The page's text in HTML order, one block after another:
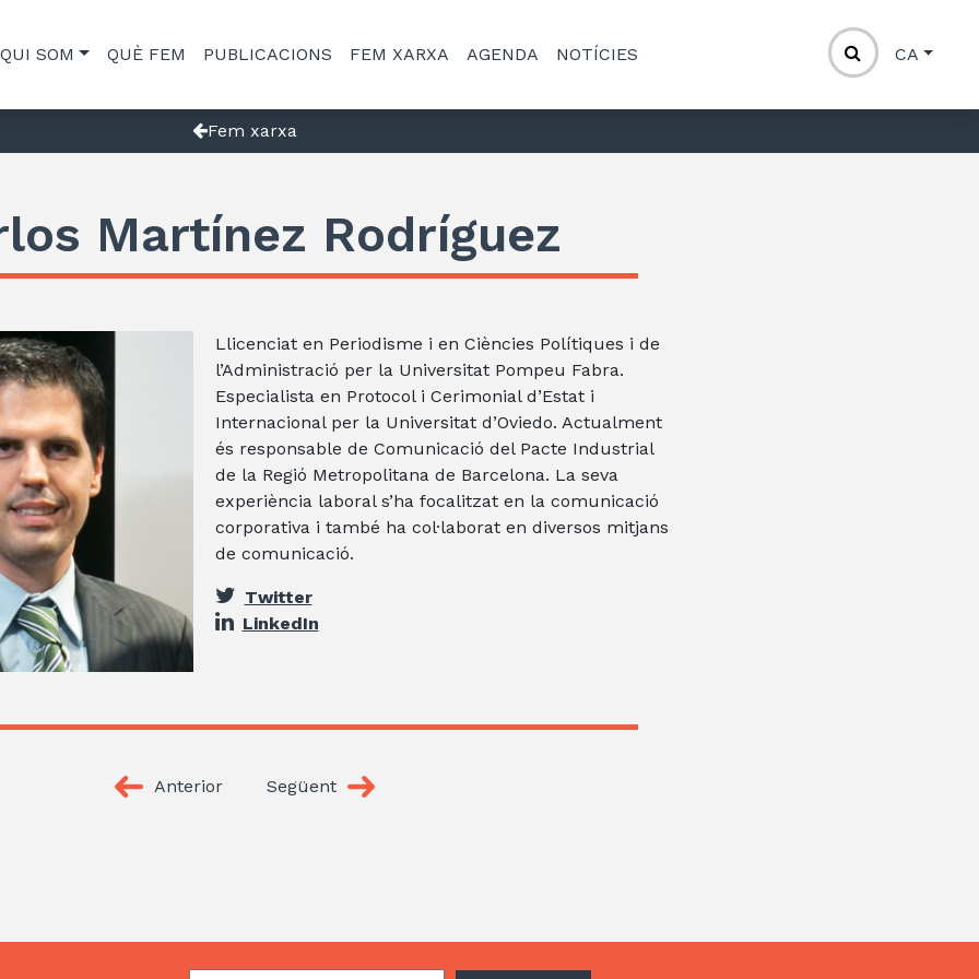
QUI SOM QUÈ FEM PUBLICACIONS FEM XARXA AGENDA NOTÍCIES CA
Fem xarxa
Martínez Rodríguez
Llicenciat en Periodisme i en Ciències Polítiques i de
l’Administració per la Universitat Pompeu Fabra.
Especialista en Protocol i Cerimonial d’Estat i
Internacional per la Universitat d’Oviedo. Actualment
és responsable de Comunicació del Pacte Industrial
de la Regió Metropolitana de Barcelona. La seva
experiència laboral s’ha focalitzat en la comunicació
corporativa i també ha col·laborat en diversos mitjans
de comunicació.
Twitter
LinkedIn
Anterior Següent